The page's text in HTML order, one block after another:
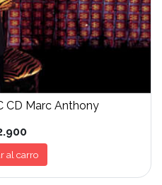
CD Marc Anthony
al carro